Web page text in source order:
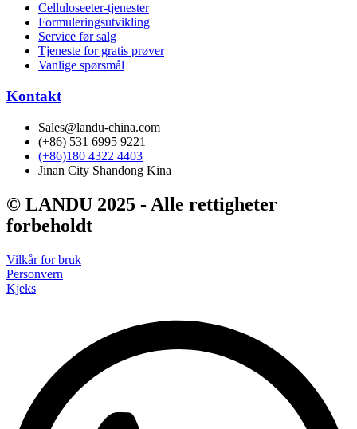
Celluloseeter-tjenester
Formuleringsutvikling
Service før salg
Tjeneste for gratis prøver
Vanlige spørsmål
Kontakt
Sales@landu-china.com
(+86) 531 6995 9221
(+86)180 4322 4403
Jinan City Shandong Kina
© LANDU 2025 - Alle rettigheter
forbeholdt
Vilkår for bruk
Personvern
Kjeks